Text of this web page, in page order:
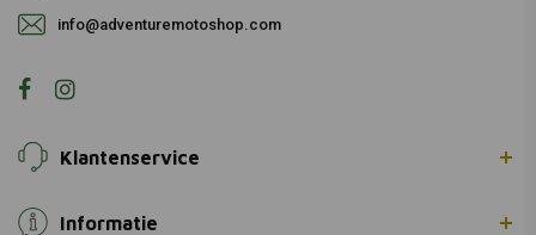
info@adventuremotoshop.com
Klantenservice
Informatie